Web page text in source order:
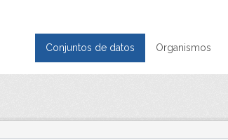
Conjuntos de datos Organismos